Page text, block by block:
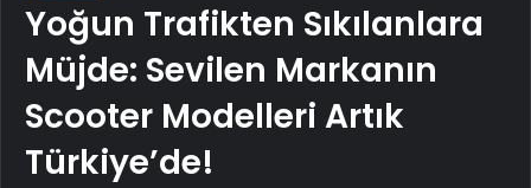
Yoğun Trafikten Sıkılanlara
Müjde: Sevilen Markanın
Scooter Modelleri Artık
Türkiye’de!